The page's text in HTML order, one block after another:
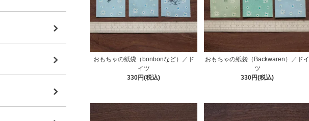
おもちゃの紙袋（bonbonなど）／ド
イツ
330円(税込)
おもちゃの紙袋（Backwaren）／ドイ
ツ
330円(税込)